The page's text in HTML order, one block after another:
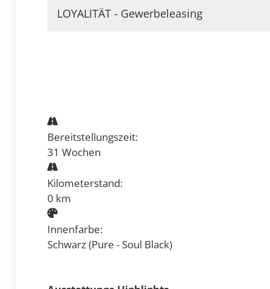
LOYALITÄT - Gewerbeleasing
Bereitstellungszeit:
31 Wochen
Kilometerstand:
0 km
Innenfarbe:
Schwarz (Pure - Soul Black)